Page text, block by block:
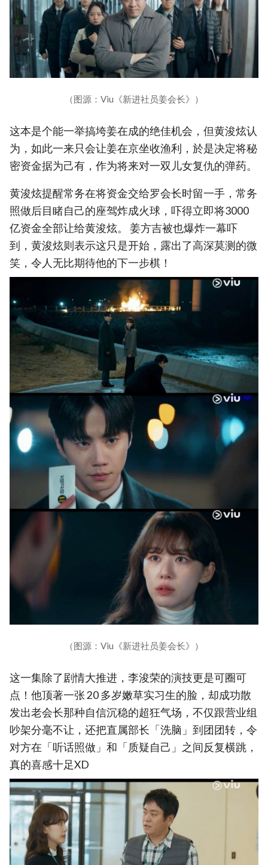
（图源：Viu《新进社员姜会长》）
这本是个能一举搞垮姜在成的绝佳机会，但黄浚炫认
为，如此一来只会让姜在京坐收渔利，於是决定将秘
密资金据为己有，作为将来对一双儿女复仇的弹药。
黄浚炫提醒常务在将资金交给罗会长时留一手，常务
照做后目睹自己的座驾炸成火球，吓得立即将3000
亿资金全部让给黄浚炫。 姜方吉被也爆炸一幕吓
到，黄浚炫则表示这只是开始，露出了高深莫测的微
笑，令人无比期待他的下一步棋！
（图源：Viu《新进社员姜会长》）
这一集除了剧情大推进，李浚荣的演技更是可圈可
点！他顶著一张 20 多岁嫩草实习生的脸，却成功散
发出老会长那种自信沉稳的超狂气场，不仅跟营业组
吵架分毫不让，还把直属部长「洗脑」到团团转，令
对方在「听话照做」和「质疑自己」之间反复横跳，
真的喜感十足XD